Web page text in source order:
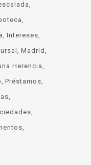
Intereses
Madrid
Herencia
Préstamos